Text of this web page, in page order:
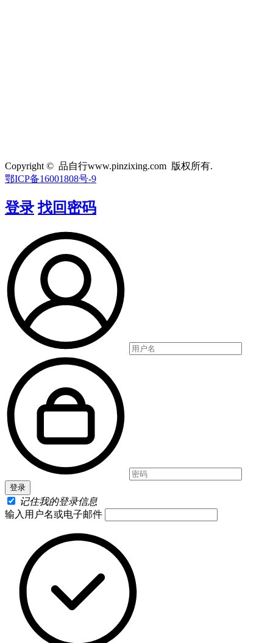
Copyright © 品自行www.pinzixing.com 版权所有.
鄂ICP备16001808号-9
登录 找回密码
记住我的登录信息
输入用户名或电子邮件